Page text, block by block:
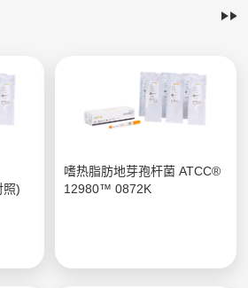
照)
嗜热脂肪地芽孢杆菌 ATCC®
12980™ 0872K